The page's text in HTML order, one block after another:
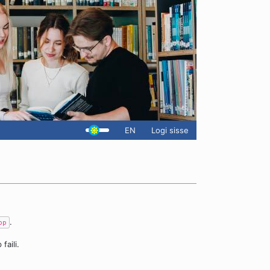
EN Logi sisse
.
faili.